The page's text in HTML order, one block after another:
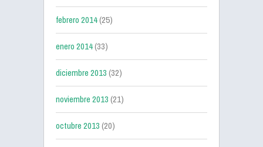
febrero 2014(25)
enero 2014(33)
diciembre 2013(32)
noviembre 2013(21)
octubre 2013(20)